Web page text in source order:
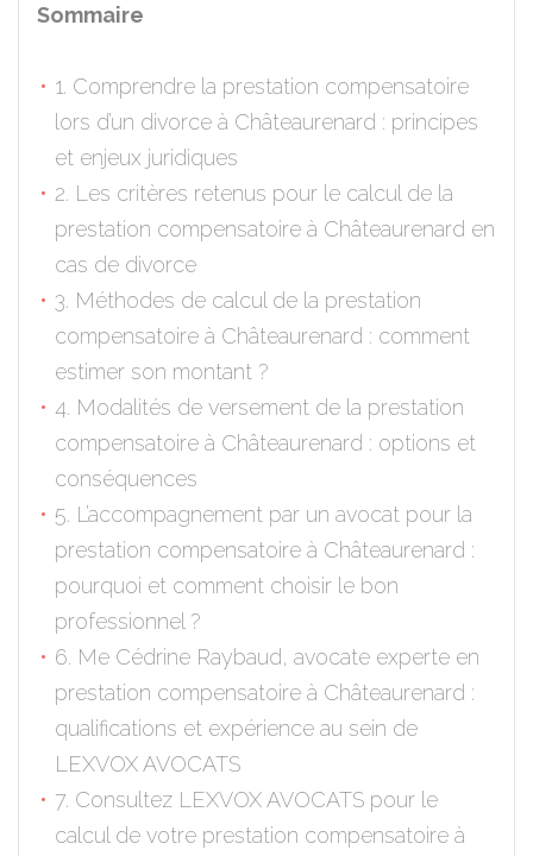
Sommaire
1. Comprendre la prestation compensatoire
lors d’un divorce à Châteaurenard : principes
et enjeux juridiques
2. Les critères retenus pour le calcul de la
prestation compensatoire à Châteaurenard en
cas de divorce
3. Méthodes de calcul de la prestation
compensatoire à Châteaurenard : comment
estimer son montant ?
4. Modalités de versement de la prestation
compensatoire à Châteaurenard : options et
conséquences
5. L’accompagnement par un avocat pour la
prestation compensatoire à Châteaurenard :
pourquoi et comment choisir le bon
professionnel ?
6. Me Cédrine Raybaud, avocate experte en
prestation compensatoire à Châteaurenard :
qualifications et expérience au sein de
LEXVOX AVOCATS
7. Consultez LEXVOX AVOCATS pour le
calcul de votre prestation compensatoire à